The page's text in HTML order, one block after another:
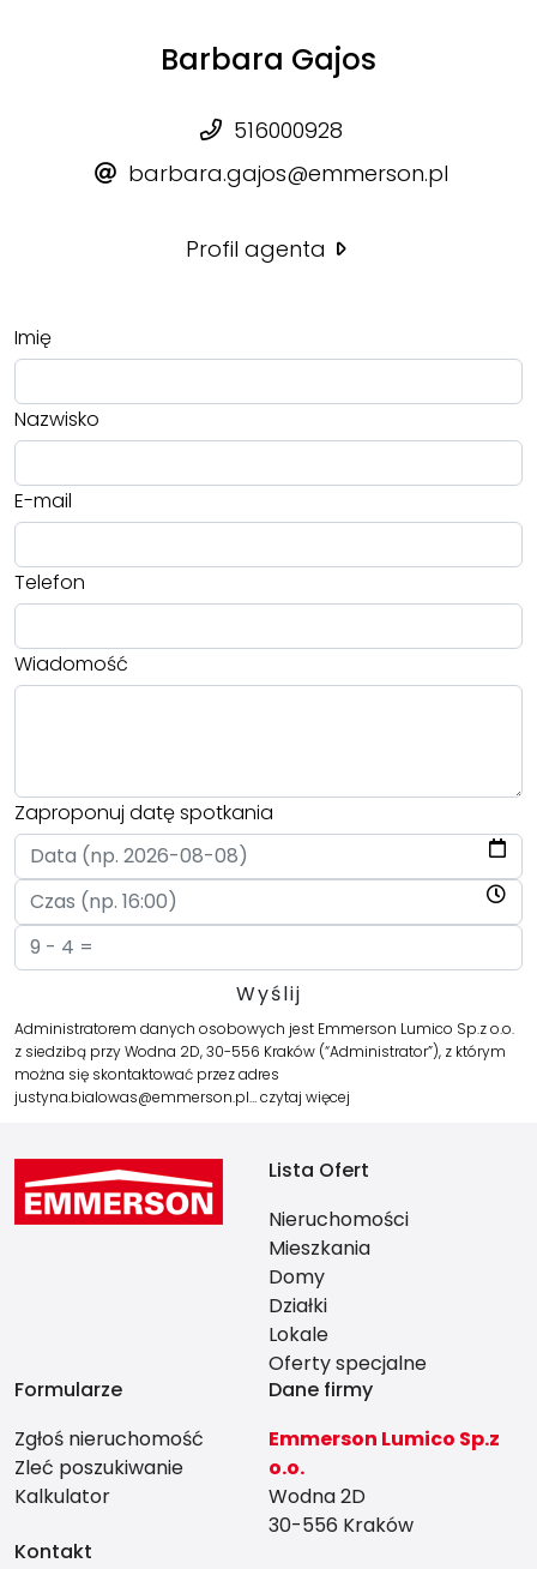
Barbara Gajos
516000928
barbara.gajos@emmerson.pl
Profil agenta
Imię
Nazwisko
E-mail
Telefon
Wiadomość
Zaproponuj datę spotkania
Administratorem danych osobowych jest Emmerson Lumico Sp.z o.o.
z siedzibą przy Wodna 2D, 30-556 Kraków (“Administrator”), z którym
można się skontaktować przez adres
justyna.bialowas@emmerson.pl…czytaj więcej
Lista Ofert
Nieruchomości
Mieszkania
Domy
Działki
Lokale
Oferty specjalne
Formularze
Zgłoś nieruchomość
Zleć poszukiwanie
Kalkulator
Dane firmy
Emmerson Lumico Sp.z
o.o.
Wodna 2D
30-556 Kraków
Kontakt